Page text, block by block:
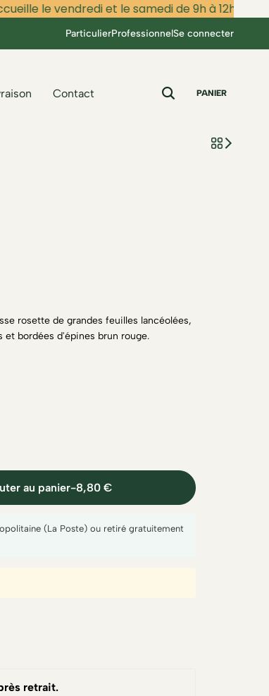
le vendredi et le samedi de 9h à 12h et de
ParticulierProfessionnelSe connecter
Contact PANIER
rosette de grandes feuilles lancéolées,
et bordées d'épines brun rouge.
au panier-8,80 €
(La Poste) ou retiré gratuitement
retrait.